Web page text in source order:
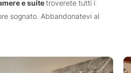
e suitetroverete tutti i
sognato. Abbandonatevi al